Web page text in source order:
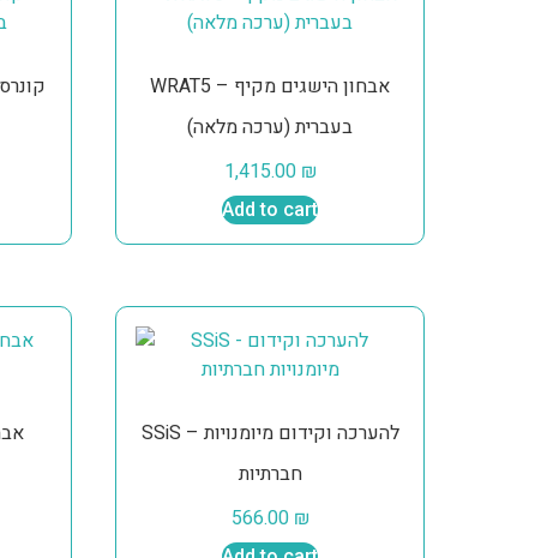
WRAT5 – אבחון הישגים מקיף
בעברית (ערכה מלאה)
1,415.00 ₪
Add to cart
SSiS – להערכה וקידום מיומנויות
חברתיות
566.00 ₪